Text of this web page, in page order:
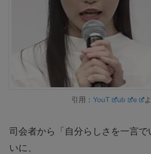
引用：YouT ub e
司会者から「自分らしさを一言で
いに、